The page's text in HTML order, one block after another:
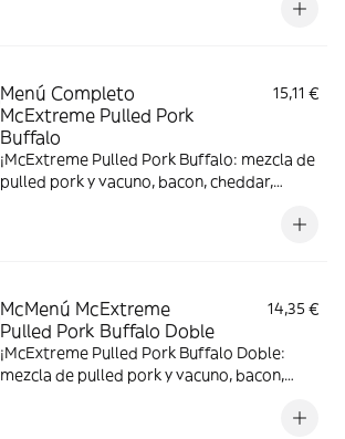
Menú Completo
McExtreme Pulled Pork
Buffalo
15,11 €
¡McExtreme Pulled Pork Buffalo: mezcla de
pulled pork y vacuno, bacon, cheddar,
McMenú McExtreme
Pulled Pork Buffalo Doble
14,35 €
¡McExtreme Pulled Pork Buffalo Doble:
mezcla de pulled pork y vacuno, bacon,